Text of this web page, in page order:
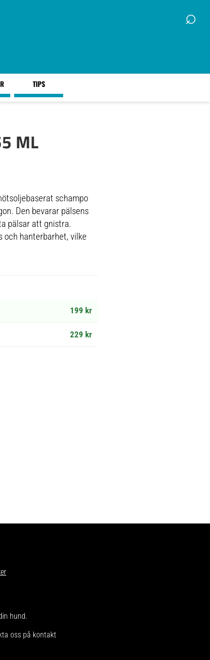
⌕
TIPS
ML
schampo
Den bevarar pälsens
pälsar att gnistra.
och hanterbarhet, vilke
199 kr
229 kr
hund.
oss på kontakt